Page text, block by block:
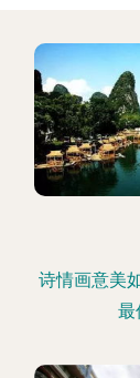
诗情画意美
最